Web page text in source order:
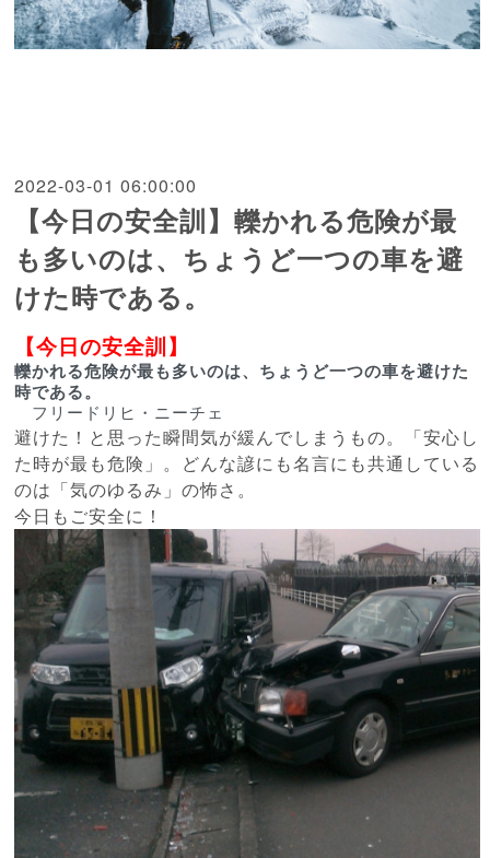
2022-03-01 06:00:00
【今日の安全訓】轢かれる危険が最
も多いのは、ちょうど一つの車を避
けた時である。
【今日の安全訓】
轢かれる危険が最も多いのは、ちょうど一つの車を避けた
時である。
フリードリヒ・ニーチェ
避けた！と思った瞬間気が緩んでしまうもの。「安心し
た時が最も危険」。どんな諺にも名言にも共通している
のは「気のゆるみ」の怖さ。
今日もご安全に！